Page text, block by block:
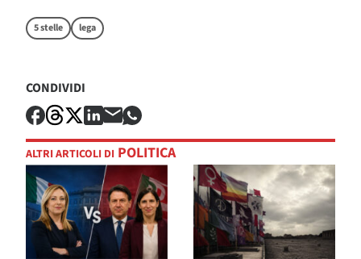
5 stelle lega
CONDIVIDI
ALTRI ARTICOLI DI POLITICA